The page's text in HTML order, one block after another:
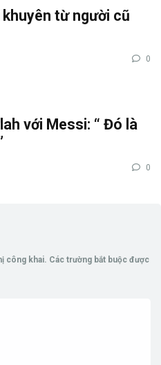
từ người cũ
0
với Messi: “ Đó là
0
công khai. Các trường bắt buộc được